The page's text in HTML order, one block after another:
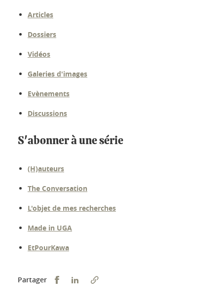
Articles
Dossiers
Vidéos
Galeries d'images
Evènements
Discussions
S'abonner à une série
(H)auteurs
The Conversation
L'objet de mes recherches
Made in UGA
EtPourKawa
Partager Partager sur Facebook
Partager sur LinkedIn